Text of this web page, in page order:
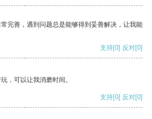
完善，遇到问题总是能够得到妥善解决，让我能
支持[0] 反对[0]
，可以让我消磨时间。
支持[0] 反对[0]